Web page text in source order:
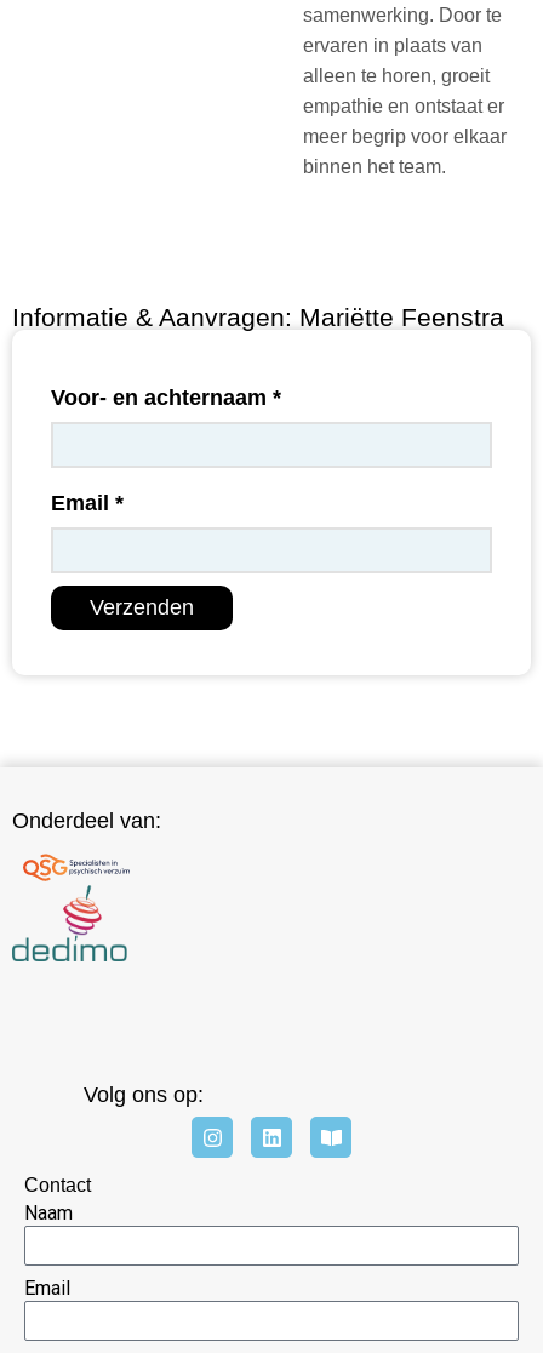
samenwerking. Door te
ervaren in plaats van
alleen te horen, groeit
empathie en ontstaat er
meer begrip voor elkaar
binnen het team.
Informatie & Aanvragen: Mariëtte Feenstra
Voor- en achternaam *
Email *
Verzenden
Contact
Naam
Email
Onderdeel van:
Volg ons op: